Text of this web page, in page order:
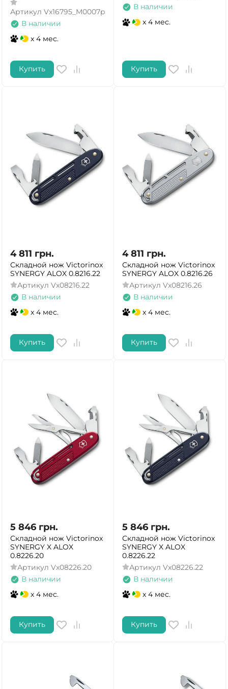
Артикул Vx16795_M0007p
В наличии
x 4 мес.
Купить
В наличии
x 4 мес.
Купить
4 811 грн.
Складной нож Victorinox
SYNERGY ALOX 0.8216.22
Артикул Vx08216.22
В наличии
x 4 мес.
Купить
4 811 грн.
Складной нож Victorinox
SYNERGY ALOX 0.8216.26
Артикул Vx08216.26
В наличии
x 4 мес.
Купить
5 846 грн.
Складной нож Victorinox
SYNERGY X ALOX
0.8226.20
Артикул Vx08226.20
В наличии
x 4 мес.
Купить
5 846 грн.
Складной нож Victorinox
SYNERGY X ALOX
0.8226.22
Артикул Vx08226.22
В наличии
x 4 мес.
Купить